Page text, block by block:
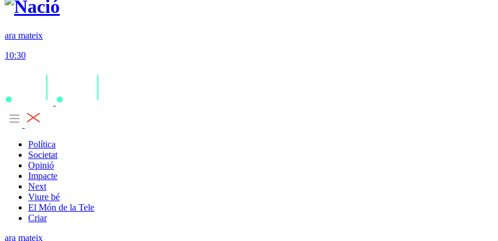
ara mateix
10:30
Política
Societat
Opinió
Impacte
Next
Viure bé
El Món de la Tele
Criar
ara mateix